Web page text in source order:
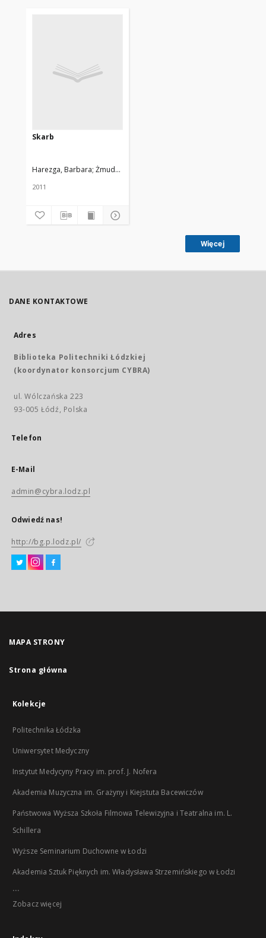
Skarb
Harezga, Barbara Żmuda, Ryszard. Red. nacz.
2011
Więcej
DANE KONTAKTOWE
Adres
Biblioteka Politechniki Łódzkiej
(koordynator konsorcjum CYBRA)
ul. Wólczańska 223
93-005 Łódź, Polska
Telefon
E-Mail
admin@cybra.lodz.pl
Odwiedź nas!
http://bg.p.lodz.pl/
MAPA STRONY
Strona główna
Kolekcje
Politechnika Łódzka
Uniwersytet Medyczny
Instytut Medycyny Pracy im. prof. J. Nofera
Akademia Muzyczna im. Grażyny i Kiejstuta Bacewiczów
Państwowa Wyższa Szkoła Filmowa Telewizyjna i Teatralna im. L.
Schillera
Wyższe Seminarium Duchowne w Łodzi
Akademia Sztuk Pięknych im. Władysława Strzemińskiego w Łodzi
...
Zobacz więcej